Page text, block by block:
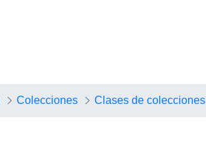
Colecciones Clases de colecciones